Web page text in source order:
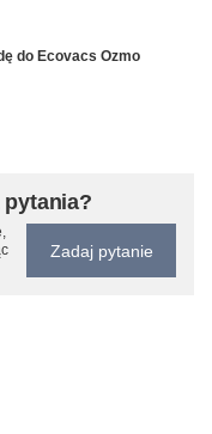
do Ecovacs Ozmo
pytania?
Zadaj pytanie